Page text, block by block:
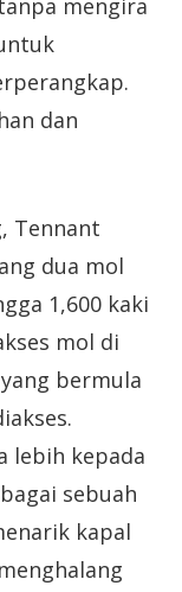
dan
Tennant
dua mol
1,600 kaki
mol di
bermula
lebih kepada
sebuah
kapal